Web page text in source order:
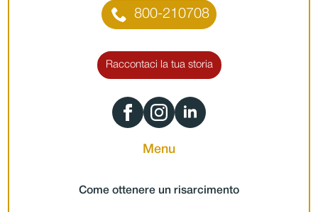
800-210708
Raccontaci la tua storia
Menu
Come ottenere un risarcimento